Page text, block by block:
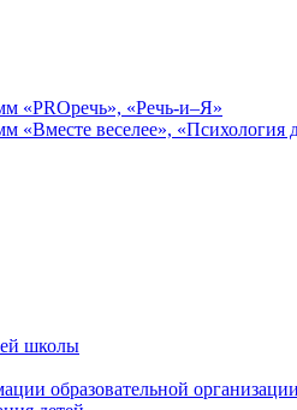
«PROречь», «Речь-и–Я»
«Вместе веселее», «Психология
школы
образовательной организации